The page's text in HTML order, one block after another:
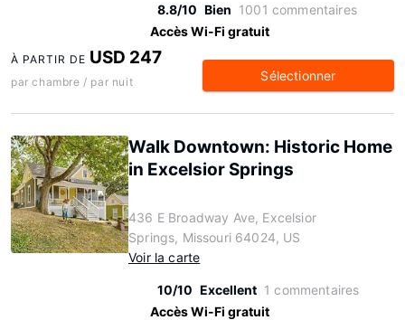
8.8/10 Bien 1001 commentaires
Accès Wi-Fi gratuit
À PARTIR DE USD 247
par chambre / par nuit Sélectionner
Walk Downtown: Historic Home
in Excelsior Springs
436 E Broadway Ave, Excelsior
Springs, Missouri 64024, US
Voir la carte
10/10 Excellent 1 commentaires
Accès Wi-Fi gratuit